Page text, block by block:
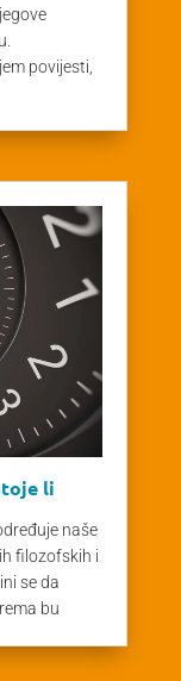
povijesti,
li
naše
filozofskih i
se da
bu